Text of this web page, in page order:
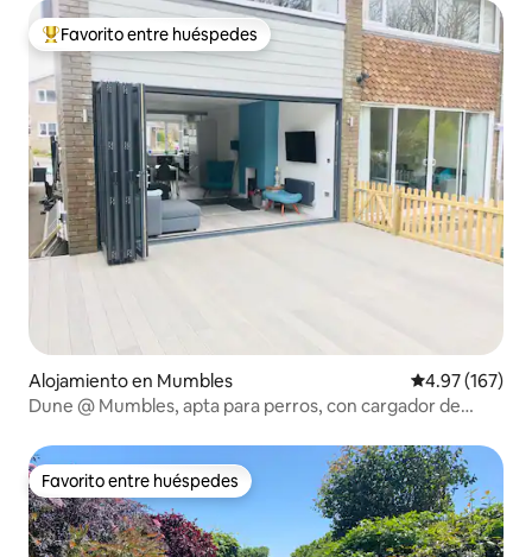
Favorito entre huéspedes preferido
Favorito entre huéspedes
Alojamiento en Mumbles Calificación
4.97 (167)
Dune @ Mumbles, apta para perros, con cargador de
Favorito entre huéspedes
Favorito entre huéspedes